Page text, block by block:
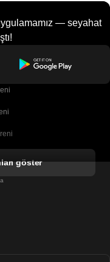
— seyahat
göster